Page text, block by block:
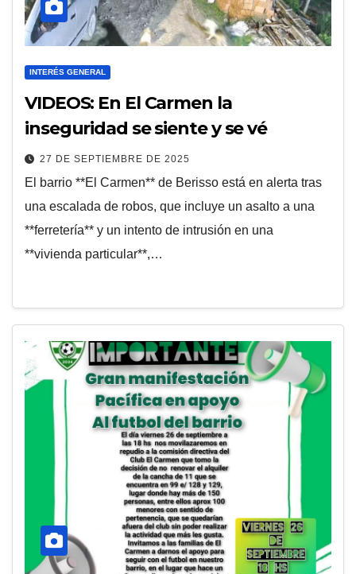
INTERÉS GENERAL
VIDEOS: En El Carmen la
inseguridad se siente y se vé
27 DE SEPTIEMBRE DE 2025
El barrio **El Carmen** de Berisso está en alerta tras
una escalada de robos, que incluye un asalto a una
**ferretería** y un intento de intrusión en una
**vivienda particular**,…